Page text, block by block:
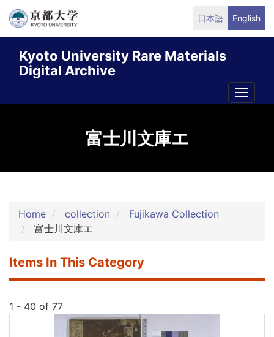
Skip
content
日本語 English
Kyoto University Rare Materials
Digital Archive
Toggle
富士川文庫エ
Home collection
Fujikawa Collection
富士川文庫エ
Items In This Category
1 - 40 of 77